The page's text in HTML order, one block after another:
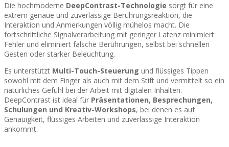
Die hochmoderne DeepContrast-Technologie sorgt für eine
extrem genaue und zuverlässige Berührungsreaktion, die
Interaktion und Anmerkungen völlig mühelos macht. Die
fortschrittliche Signalverarbeitung mit geringer Latenz minimiert
Fehler und eliminiert falsche Berührungen, selbst bei schnellen
Gesten oder starker Beleuchtung.
Es unterstützt Multi-Touch-Steuerung und flüssiges Tippen
sowohl mit dem Finger als auch mit dem Stift und vermittelt so ein
natürliches Gefühl bei der Arbeit mit digitalen Inhalten.
DeepContrast ist ideal für Präsentationen, Besprechungen,
Schulungen und Kreativ-Workshops, bei denen es auf
Genauigkeit, flüssiges Arbeiten und zuverlässige Interaktion
ankommt.